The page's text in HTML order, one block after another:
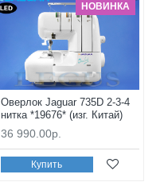
НОВИНКА
Оверлок Jaguar 735D 2-3-4
нитка *19676* (изг. Китай)
36 990.00р.
Купить